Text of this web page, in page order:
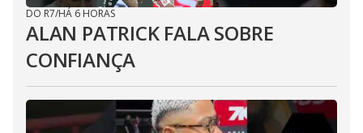
DO R7/HÁ 6 HORAS
ALAN PATRICK FALA SOBRE
CONFIANÇA